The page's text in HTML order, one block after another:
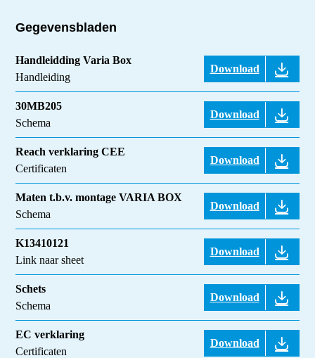
Gegevensbladen
Handleidding Varia Box
Handleiding
Download
30MB205
Schema
Download
Reach verklaring CEE
Certificaten
Download
Maten t.b.v. montage VARIA BOX
Schema
Download
K13410121
Link naar sheet
Download
Schets
Schema
Download
EC verklaring
Certificaten
Download